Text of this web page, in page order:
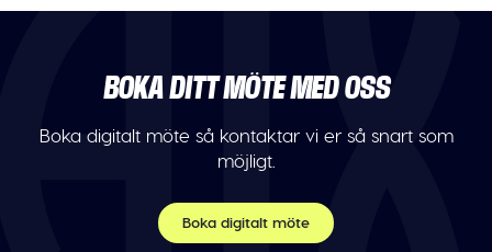
BOKA DITT MÖTE MED OSS
Boka digitalt möte så kontaktar vi er så snart som
möjligt.
Boka digitalt möte